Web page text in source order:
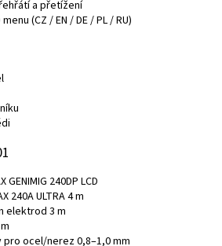
a přetížení
(CZ / EN / DE / PL / RU)
GENIMIG 240DP LCD
240A ULTRA 4 m
elektrod 3 m
pro ocel/nerez 0,8–1,0 mm